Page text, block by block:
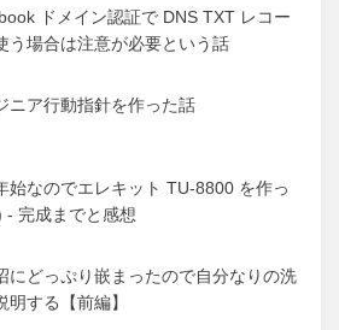
ドメイン認証で DNS TXT レコー
う場合は注意が必要という話
ニア行動指針を作った話
始なのでエレキット TU-8800 を作っ
- 完成までと感想
にどっぷり嵌まったので自分なりの洗
明する【前編】